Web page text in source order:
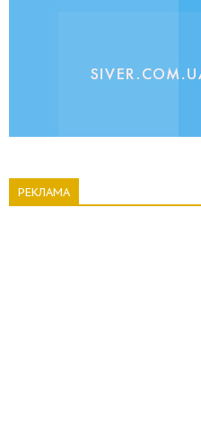
РЕКЛАМА